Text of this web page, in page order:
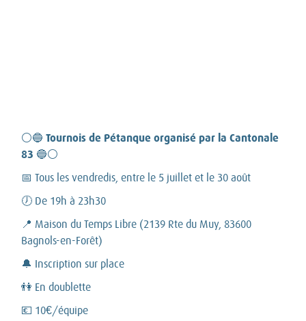
⚪🔵 Tournois de Pétanque organisé par la Cantonale
83 🔵⚪
📅 Tous les vendredis, entre le 5 juillet et le 30 août
🕖 De 19h à 23h30
📍 Maison du Temps Libre (2139 Rte du Muy, 83600
Bagnols-en-Forêt)
🔔 Inscription sur place
👫 En doublette
💶 10€/équipe